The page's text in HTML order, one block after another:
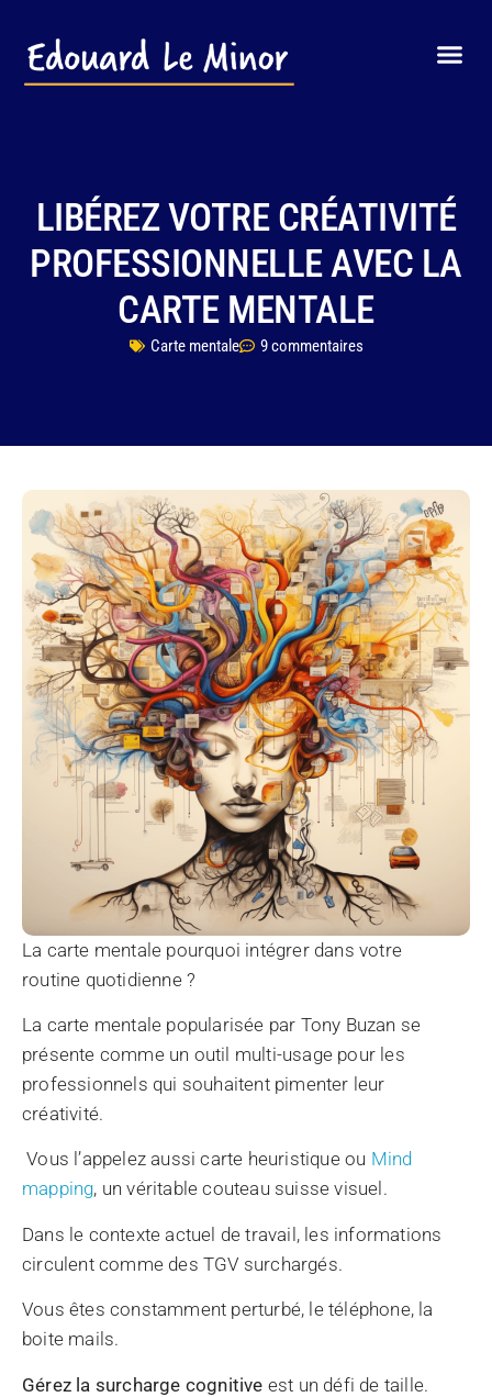
LIBÉREZ VOTRE CRÉATIVITÉ
PROFESSIONNELLE AVEC LA
CARTE MENTALE
Carte mentale 9 commentaires
La carte mentale pourquoi intégrer dans votre
routine quotidienne ?
La carte mentale popularisée par Tony Buzan se
présente comme un outil multi-usage pour les
professionnels qui souhaitent pimenter leur
créativité.
Vous l’appelez aussi carte heuristique ou Mind
mapping, un véritable couteau suisse visuel.
Dans le contexte actuel de travail, les informations
circulent comme des TGV surchargés.
Vous êtes constamment perturbé, le téléphone, la
boite mails.
Gérez la surcharge cognitive est un défi de taille.